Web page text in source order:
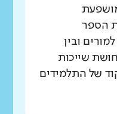
הספר
ובין
שייכות
של התלמידים